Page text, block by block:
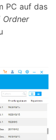
PC auf das
Ordner